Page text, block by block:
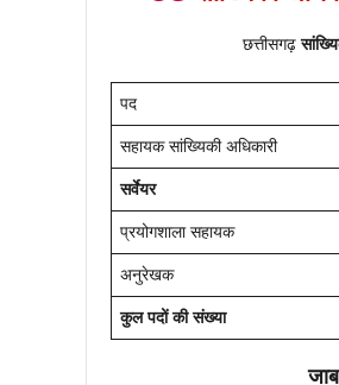
छत्तीसगढ़
पद
सहायक सांख्यिकी अधिकारी
सर्वेयर
प्रयोगशाला सहायक
अनुरेखक
कुलपदों की संख्या